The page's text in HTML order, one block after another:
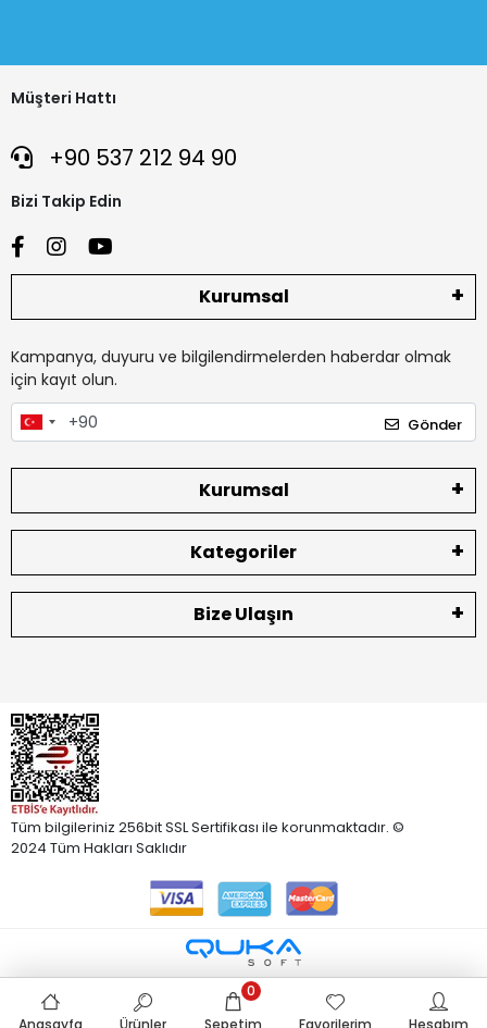
Müşteri Hattı
+90 537 212 94 90
Bizi Takip Edin
Kurumsal
Kampanya, duyuru ve bilgilendirmelerden haberdar olmak
için kayıt olun.
Gönder
Kurumsal
Kategoriler
Bize Ulaşın
Tüm bilgileriniz 256bit SSL Sertifikası ile korunmaktadır. ©
2024 Tüm Hakları Saklıdır
Anasayfa Ürünler Sepetim
0
Favorilerim
Hesabım